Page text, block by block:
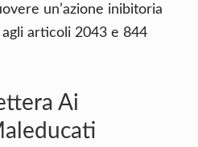
un’azione inibitoria
articoli 2043 e 844
Ai